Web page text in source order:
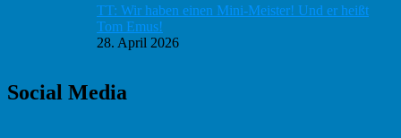
TT: Wir haben einen Mini-Meister! Und er heißt
Tom Emus!
28. April 2026
Social Media